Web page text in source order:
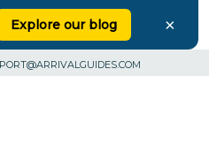
Explore our blog ×